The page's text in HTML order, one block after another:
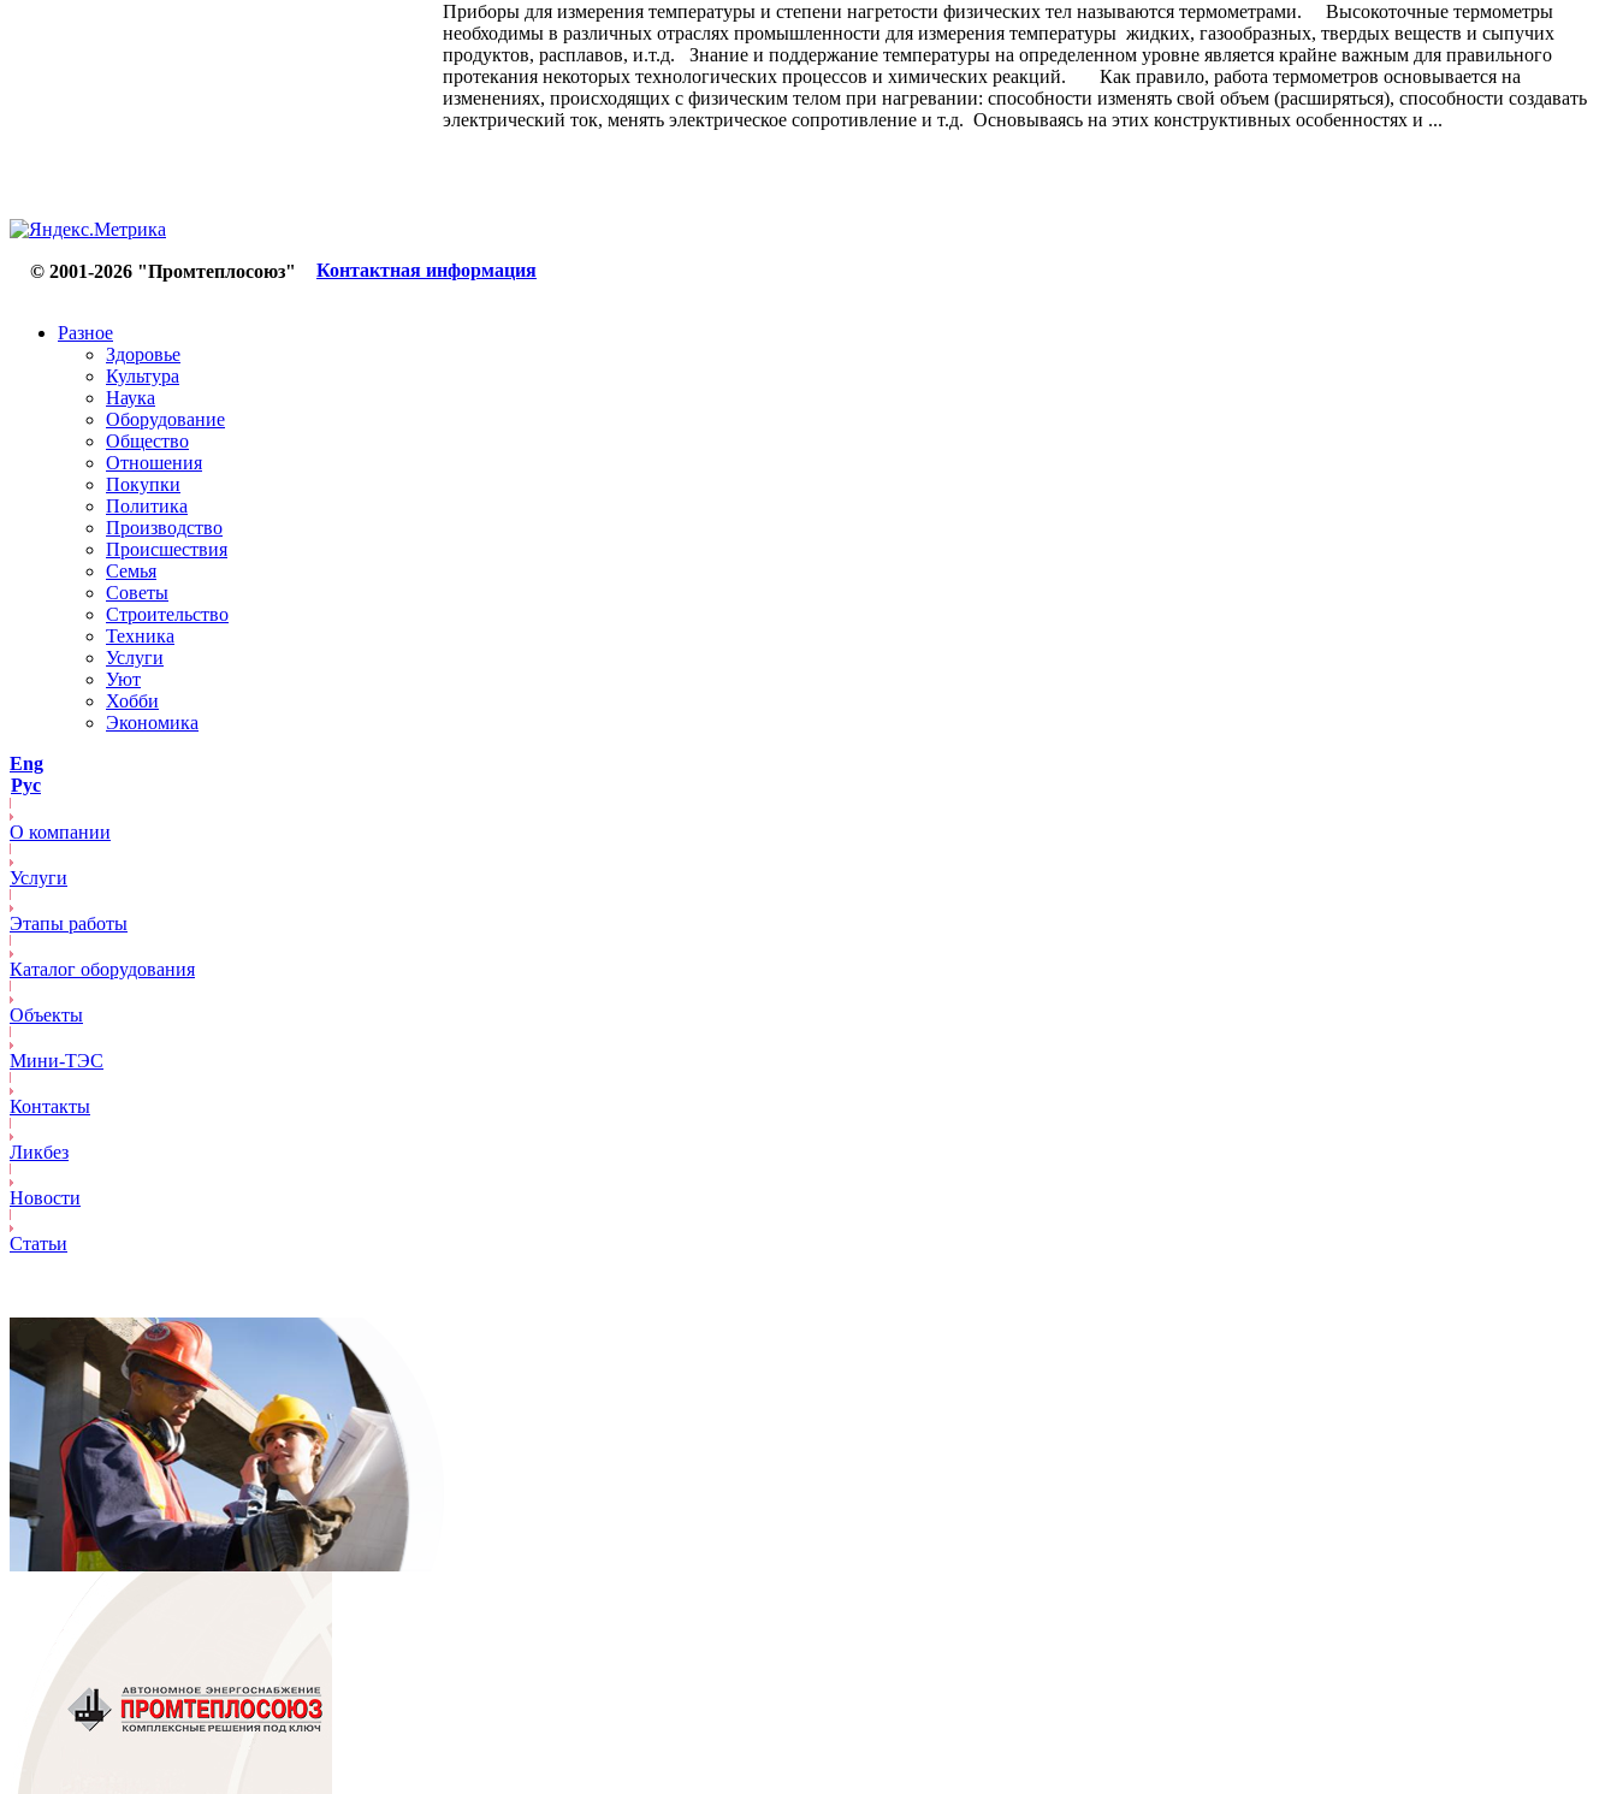
Приборы для измерения температуры и степени нагретости физических тел называются термометрами. Высокоточные термометры
необходимы в различных отраслях промышленности для измерения температуры жидких, газообразных, твердых веществ и сыпучих
продуктов, расплавов, и.т.д. Знание и поддержание температуры на определенном уровне является крайне важным для правильного
протекания некоторых технологических процессов и химических реакций. Как правило, работа термометров основывается на
изменениях, происходящих с физическим телом при нагревании: способности изменять свой объем (расширяться), способности создавать
электрический ток, менять электрическое сопротивление и т.д. Основываясь на этих конструктивных особенностях и ...
© 2001-2026 "Промтеплосоюз" Контактная информация
Разное
Здоровье
Культура
Наука
Оборудование
Общество
Отношения
Покупки
Политика
Производство
Происшествия
Семья
Советы
Строительство
Техника
Услуги
Уют
Хобби
Экономика
Eng
Рус
О компании
Услуги
Этапы работы
Каталог оборудования
Объекты
Mини-ТЭС
Контакты
Ликбез
Новости
Статьи